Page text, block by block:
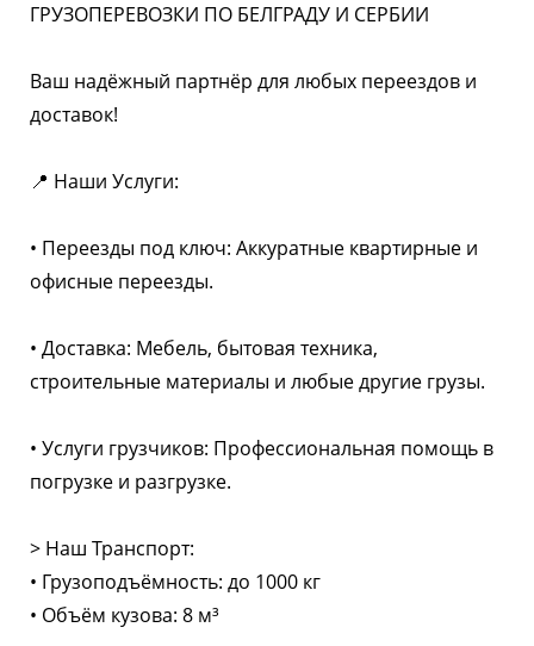
ГРУЗОПЕРЕВОЗКИ ПО БЕЛГРАДУ И СЕРБИИ
Ваш надёжный партнёр для любых переездов и
доставок!
📍 Наши Услуги:
• Переезды под ключ: Аккуратные квартирные и
офисные переезды.
• Доставка: Мебель, бытовая техника,
строительные материалы и любые другие грузы.
• Услуги грузчиков: Профессиональная помощь в
погрузке и разгрузке.
> Наш Транспорт:
• Грузоподъёмность: до 1000 кг
• Объём кузова: 8 м³